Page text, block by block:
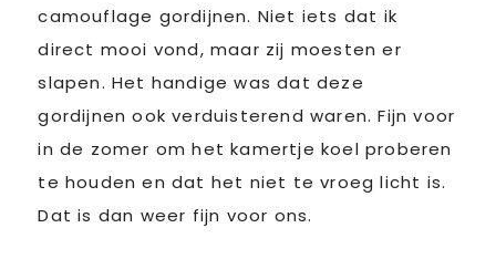
camouflage gordijnen. Niet iets dat ik
direct mooi vond, maar zij moesten er
slapen. Het handige was dat deze
gordijnen ook verduisterend waren. Fijn voor
in de zomer om het kamertje koel proberen
te houden en dat het niet te vroeg licht is.
Dat is dan weer fijn voor ons.